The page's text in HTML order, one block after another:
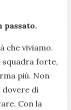
passato.
che viviamo.
squadra forte,
più. Non
dovere di
Con la